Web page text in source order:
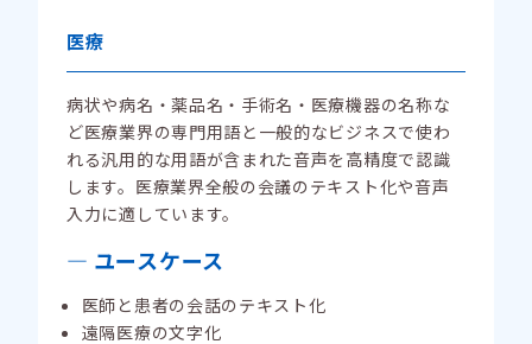
医療
病状や病名・薬品名・手術名・医療機器の名称な
ど医療業界の専門用語と一般的なビジネスで使わ
れる汎用的な用語が含まれた音声を高精度で認識
します。医療業界全般の会議のテキスト化や音声
入力に適しています。
ユースケース
医師と患者の会話のテキスト化
遠隔医療の文字化